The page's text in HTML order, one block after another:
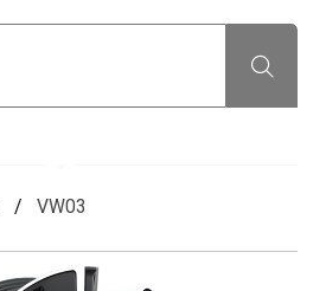
Recherche
VW03